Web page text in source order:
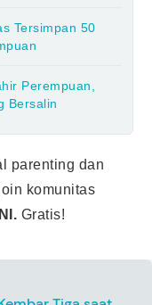
Tersimpan 50
Perempuan,
Bersalin
parenting dan
komunitas
Gratis!